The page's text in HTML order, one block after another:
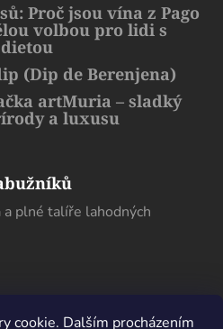
cookie. Dalším procházením
Proč jsou vína z Pago
volbou pro lidi s
(Dip de Berenjena)
artMuria – sladký
a luxusu
a plné talíře lahodných